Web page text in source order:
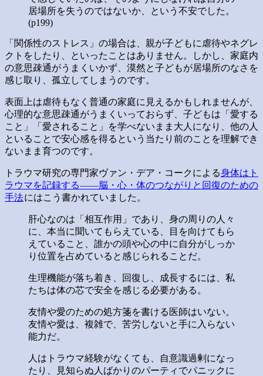
居場所を失うのではないか、という不安でした。
(p199)
「関係性のストレス」の場合は、親が子どもに虐待やネグレ
クトをしたり、といったことはありません。しかし、家庭内
の意思疎通がうまくいかず、漠然と子どもが居場所のなさを
感じ取り、孤立してしまうのです。
表面上は虐待もなく普通の家庭に見えるかもしれませんが、
心理的な意思疎通がうまくいっておらず、子どもは「愛する
こと」「愛されること」を学べないまま大人になり、他の人
といることで安心感を得るという当たり前のことを理解でき
ないまま育つのです。
トラウマ研究の専門家ヴァン・デア・コークによる身体はト
ラウマを記録する――脳・心・体のつながりと回復のための
手法にはこう書かれていました。
肝心なのは「相互作用」であり、身の周りの人々
に、本当に聞いてもらえている、目を向けてもら
えていること、誰かの頭や心の中に自分がしっか
り位置を占めていると感じられることだ。
生理機能が落ち着き、回復し、成長するには、私
たちは体の芯で安全を感じる必要がある。
友情や愛のための処方箋を書ける医師はいない。
友情や愛は、複雑で、苦労しないと手に入らない
能力だ。
人はトラウマ経験がなくても、自意識過剰になっ
たり、見知らぬ人ばかりのパーティでパニックに